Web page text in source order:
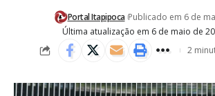
Última atualização em 6 de maio de
Portal Itapipoca Publicado em 6 de
2